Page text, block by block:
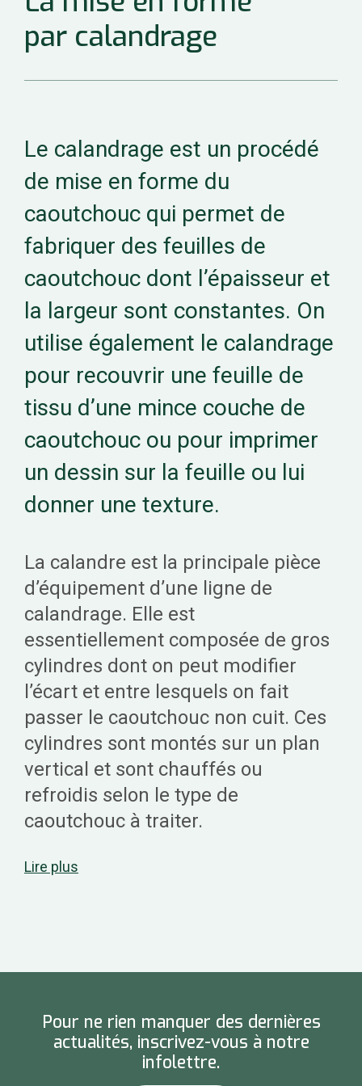
Le calandrage est un procédé
de mise en forme du
caoutchouc qui permet de
fabriquer des feuilles de
caoutchouc dont l’épaisseur et
la largeur sont constantes. On
utilise également le calandrage
pour recouvrir une feuille de
tissu d’une mince couche de
caoutchouc ou pour imprimer
un dessin sur la feuille ou lui
donner une texture.
La calandre est la principale pièce
d’équipement d’une ligne de
calandrage. Elle est
essentiellement composée de gros
cylindres dont on peut modifier
l’écart et entre lesquels on fait
passer le caoutchouc non cuit. Ces
cylindres sont montés sur un plan
vertical et sont chauffés ou
refroidis selon le type de
caoutchouc à traiter.
Lire plus
caoutchouc. On se servira de
calandres à trois et à quatre
cylindres pour recouvrir de
par calandrage
Pour ne rien manquer des dernières
actualités, inscrivez-vous à notre
infolettre.